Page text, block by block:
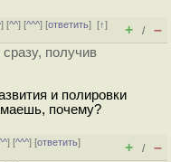
] [^^] [^^^] [ответить][↑]
+ / –
получив
и полировки
почему?
] [^^^] [ответить]
+ / –